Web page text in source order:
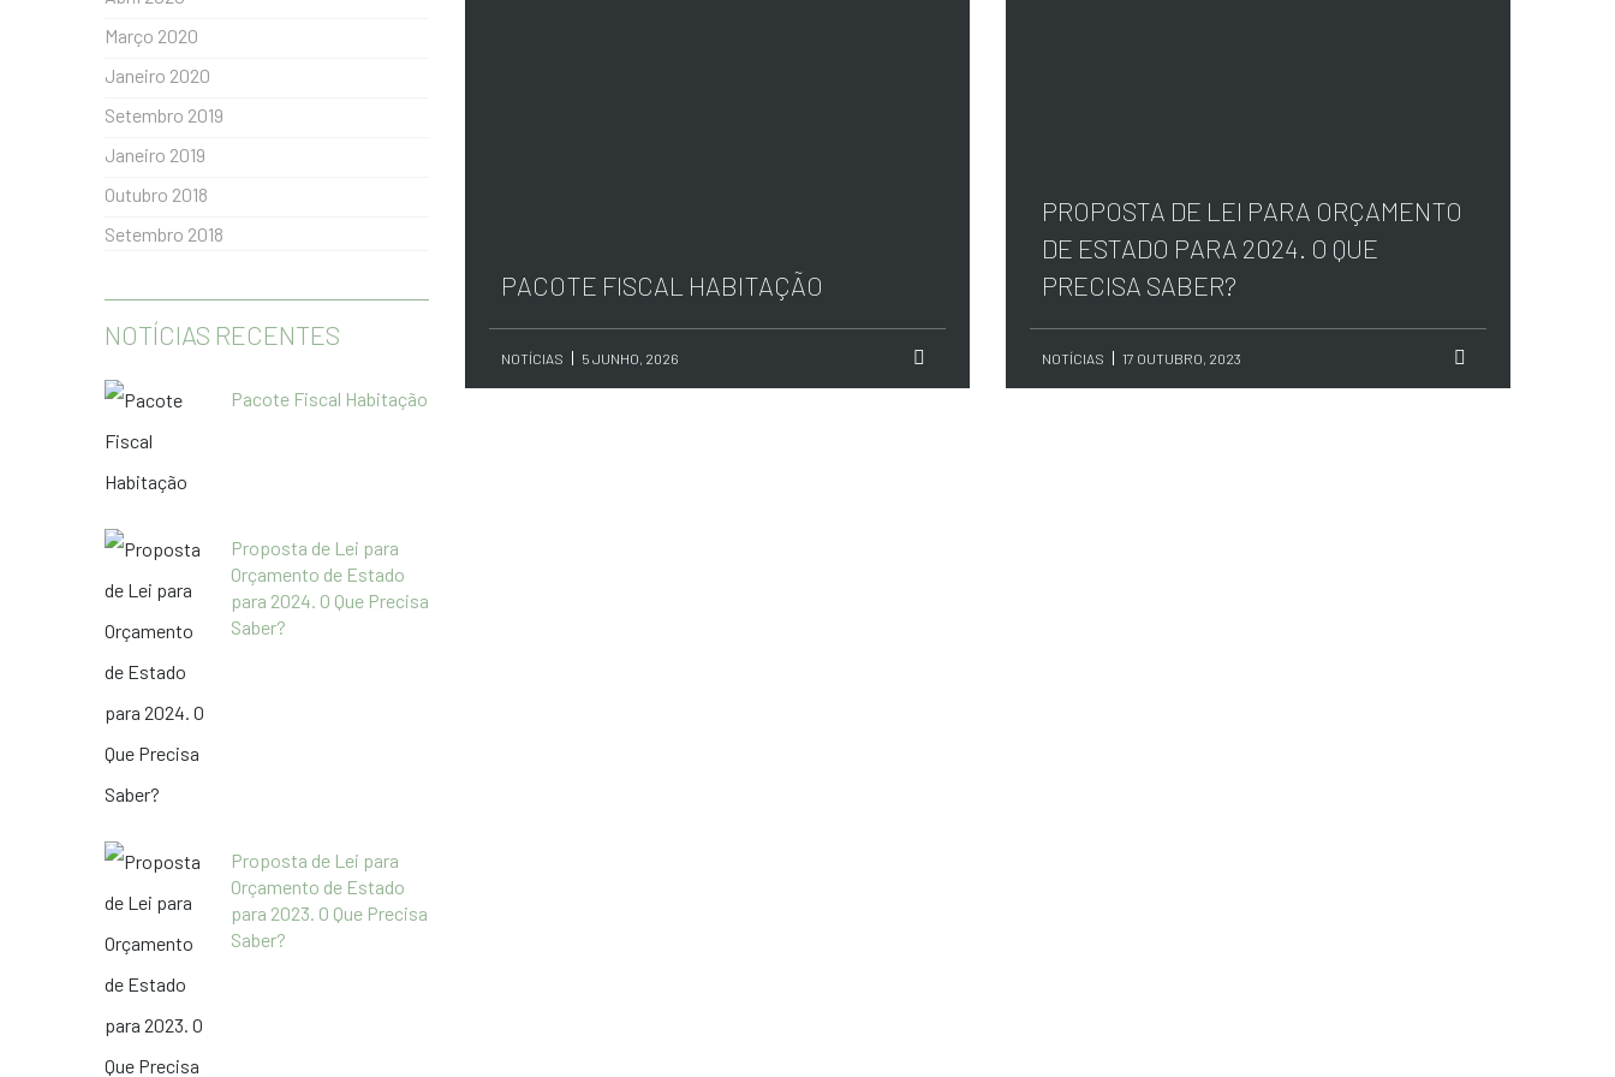
PACOTE FISCAL HABITAÇÃO
NOTÍCIAS 5 JUNHO, 2026
PROPOSTA DE LEI PARA ORÇAMENTO
DE ESTADO PARA 2024. O QUE
PRECISA SABER?
NOTÍCIAS 17 OUTUBRO, 2023
Março 2020
Janeiro 2020
Setembro 2019
Janeiro 2019
Outubro 2018
Setembro 2018
NOTÍCIAS RECENTES
Pacote Fiscal Habitação
Proposta de Lei para
Orçamento de Estado
para 2024. O Que Precisa
Saber?
Proposta de Lei para
Orçamento de Estado
para 2023. O Que Precisa
Saber?